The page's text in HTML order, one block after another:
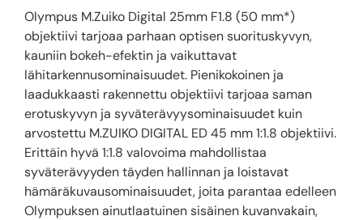
Olympus M.Zuiko Digital 25mm F1.8 (50 mm*)
objektiivi tarjoaa parhaan optisen suorituskyvyn,
kauniin bokeh-efektin ja vaikuttavat
lähitarkennusominaisuudet. Pienikokoinen ja
laadukkaasti rakennettu objektiivi tarjoaa saman
erotuskyvyn ja syväterävyysominaisuudet kuin
arvostettu M.ZUIKO DIGITAL ED 45 mm 1:1.8 objektiivi.
Erittäin hyvä 1:1.8 valovoima mahdollistaa
syväterävyyden täyden hallinnan ja loistavat
hämäräkuvausominaisuudet, joita parantaa edelleen
Olympuksen ainutlaatuinen sisäinen kuvanvakain,